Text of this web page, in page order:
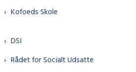
Kofoeds Skole
DSI
Rådet for Socialt Udsatte